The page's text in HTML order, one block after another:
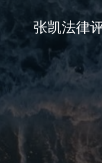
张凯法律